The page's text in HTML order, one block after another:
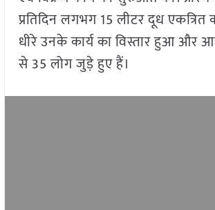
प्रतिदिन लगभग 15 लीटर दूध एकत्रित
धीरे उनके कार्य का विस्तार हुआ और
से 35 लोग जुड़े हुए हैं।